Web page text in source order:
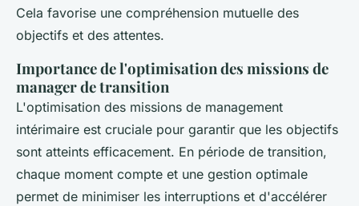
Cela favorise une compréhension mutuelle des
objectifs et des attentes.
Importance de l'optimisation des missions de
manager de transition
L'optimisation des missions de management
intérimaire est cruciale pour garantir que les objectifs
sont atteints efficacement. En période de transition,
chaque moment compte et une gestion optimale
permet de minimiser les interruptions et d'accélérer